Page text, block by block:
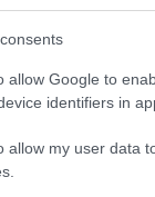
allow Google to
identifiers in
allow my user data